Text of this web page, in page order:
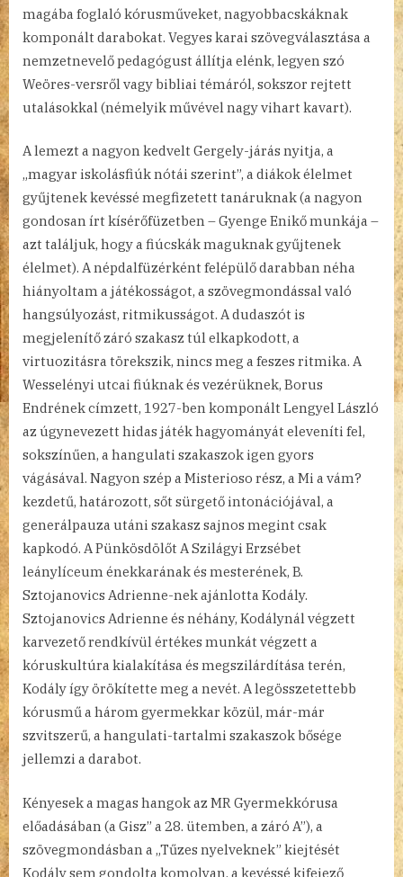
magába foglaló kórusműveket, nagyobbacskáknak
komponált darabokat. Vegyes karai szövegválasztása a
nemzetnevelő pedagógust állítja elénk, legyen szó
Weöres-versről vagy bibliai témáról, sokszor rejtett
utalásokkal (némelyik művével nagy vihart kavart).
A lemezt a nagyon kedvelt Gergely-járás nyitja, a
„magyar iskolásfiúk nótái szerint”, a diákok élelmet
gyűjtenek kevéssé megfizetett tanáruknak (a nagyon
gondosan írt kísérőfüzetben – Gyenge Enikő munkája –
azt találjuk, hogy a fiúcskák maguknak gyűjtenek
élelmet). A népdalfüzérként felépülő darabban néha
hiányoltam a játékosságot, a szövegmondással való
hangsúlyozást, ritmikusságot. A dudaszót is
megjelenítő záró szakasz túl elkapkodott, a
virtuozitásra törekszik, nincs meg a feszes ritmika. A
Wesselényi utcai fiúknak és vezérüknek, Borus
Endrének címzett, 1927-ben komponált Lengyel László
az úgynevezett hidas játék hagyományát eleveníti fel,
sokszínűen, a hangulati szakaszok igen gyors
vágásával. Nagyon szép a Misterioso rész, a Mi a vám?
kezdetű, határozott, sőt sürgető intonációjával, a
generálpauza utáni szakasz sajnos megint csak
kapkodó. A Pünkösdölőt A Szilágyi Erzsébet
leánylíceum énekkarának és mesterének, B.
Sztojanovics Adrienne-nek ajánlotta Kodály.
Sztojanovics Adrienne és néhány, Kodálynál végzett
karvezető rendkívül értékes munkát végzett a
kóruskultúra kialakítása és megszilárdítása terén,
Kodály így örökítette meg a nevét. A legösszetettebb
kórusmű a három gyermekkar közül, már-már
szvitszerű, a hangulati-tartalmi szakaszok bősége
jellemzi a darabot.
Kényesek a magas hangok az MR Gyermekkórusa
előadásában (a Gisz’’ a 28. ütemben, a záró A’’), a
szövegmondásban a „Tűzes nyelveknek” kiejtését
Kodály sem gondolta komolyan, a kevéssé kifejező